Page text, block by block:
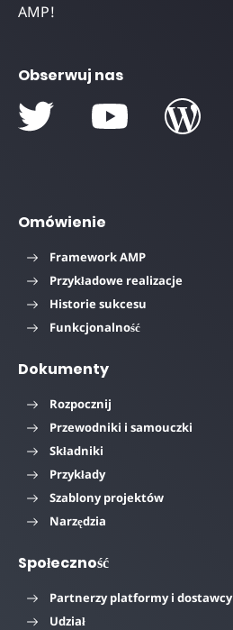
AMP!
Obserwuj nas
Omówienie
Framework AMP
Przykładowe realizacje
Historie sukcesu
Funkcjonalność
Dokumenty
Rozpocznij
Przewodniki i samouczki
Składniki
Przykłady
Szablony projektów
Narzędzia
Społeczność
Partnerzy platformy i dostawcy
Udział